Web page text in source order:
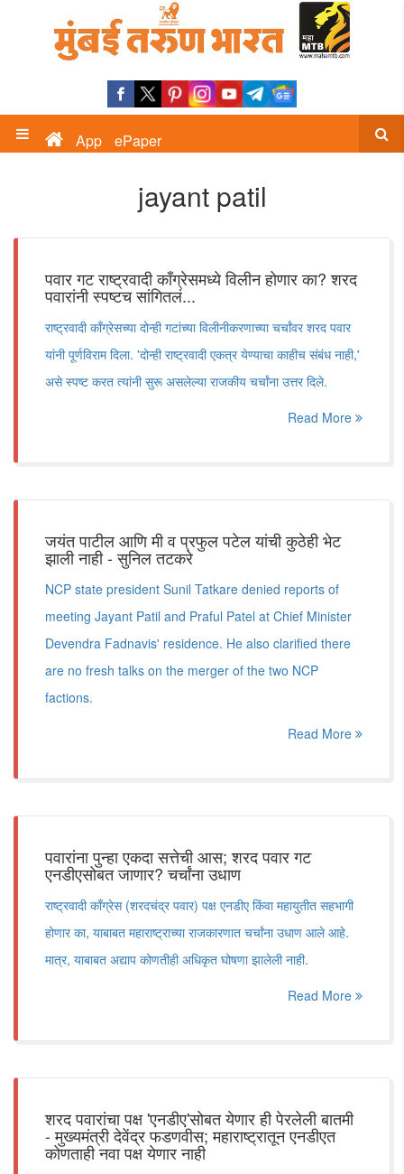
App ePaper
jayant patil
पवार गट राष्ट्रवादी काँग्रेसमध्ये विलीन होणार का? शरद
पवारांनी स्पष्टच सांगितलं...
राष्ट्रवादी काँग्रेसच्या दोन्ही गटांच्या विलीनीकरणाच्या चर्चांवर शरद पवार
यांनी पूर्णविराम दिला. 'दोन्ही राष्ट्रवादी एकत्र येण्याचा काहीच संबंध नाही,'
असे स्पष्ट करत त्यांनी सुरू असलेल्या राजकीय चर्चांना उत्तर दिले.
Read More
जयंत पाटील आणि मी व प्रफुल पटेल यांची कुठेही भेट
झाली नाही - सुनिल तटकरे
NCP state president Sunil Tatkare denied reports of
meeting Jayant Patil and Praful Patel at Chief Minister
Devendra Fadnavis' residence. He also clarified there
are no fresh talks on the merger of the two NCP
factions.
Read More
पवारांना पुन्हा एकदा सत्तेची आस; शरद पवार गट
एनडीएसोबत जाणार? चर्चांना उधाण
राष्ट्रवादी काँग्रेस (शरदचंद्र पवार) पक्ष एनडीए किंवा महायुतीत सहभागी
होणार का, याबाबत महाराष्ट्राच्या राजकारणात चर्चांना उधाण आले आहे.
मात्र, याबाबत अद्याप कोणतीही अधिकृत घोषणा झालेली नाही.
Read More
शरद पवारांचा पक्ष 'एनडीए'सोबत येणार ही पेरलेली बातमी
- मुख्यमंत्री देवेंद्र फडणवीस; महाराष्ट्रातून एनडीएत
कोणताही नवा पक्ष येणार नाही